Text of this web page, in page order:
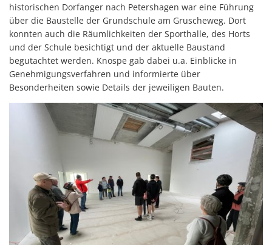
historischen Dorfanger nach Petershagen war eine Führung
über die Baustelle der Grundschule am Gruscheweg. Dort
konnten auch die Räumlichkeiten der Sporthalle, des Horts
und der Schule besichtigt und der aktuelle Baustand
begutachtet werden. Knospe gab dabei u.a. Einblicke in
Genehmigungsverfahren und informierte über
Besonderheiten sowie Details der jeweiligen Bauten.